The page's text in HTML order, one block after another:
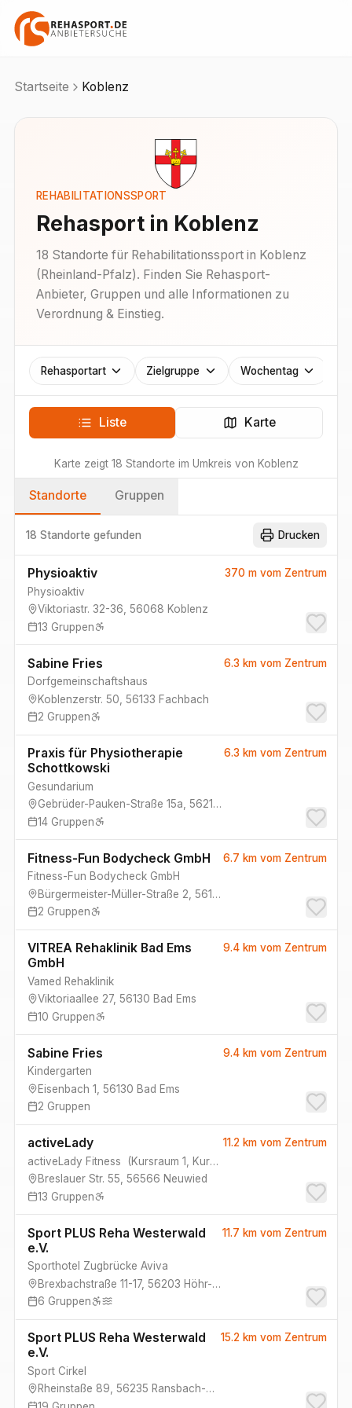
Startseite Koblenz
REHABILITATIONSSPORT
Rehasport in Koblenz
18 Standorte für Rehabilitationssport in Koblenz
(Rheinland-Pfalz). Finden Sie Rehasport-
Anbieter, Gruppen und alle Informationen zu
Verordnung & Einstieg.
Rehasportart Zielgruppe Wochentag
Liste Karte
Karte zeigt 18 Standorte im Umkreis von Koblenz
Standorte Gruppen
18 Standorte gefunden Drucken
Physioaktiv
Physioaktiv
Viktoriastr. 32-36 56068 Koblenz
13 Gruppen
370 mvom Zentrum
Sabine Fries
Dorfgemeinschaftshaus
Koblenzerstr. 50 56133 Fachbach
2 Gruppen
6.3 kmvom Zentrum
Praxis für Physiotherapie
Schottkowski
Gesundarium
Gebrüder-Pauken-Straße 15a 56218
14 Gruppen
6.3 kmvom Zentrum
Fitness-Fun Bodycheck GmbH
Fitness-Fun Bodycheck GmbH
Bürgermeister-Müller-Straße 2 56112
2 Gruppen
6.7 kmvom Zentrum
VITREA Rehaklinik Bad Ems
GmbH
Vamed Rehaklinik
Viktoriaallee 27, 56130 Bad Ems
10 Gruppen
9.4 kmvom Zentrum
Sabine Fries
Kindergarten
Eisenbach 1 56130 Bad Ems
2 Gruppen
9.4 kmvom Zentrum
activeLady
activeLady Fitness (Kursraum 1, Kursraum 2
Breslauer Str. 55 56566 Neuwied
13 Gruppen
11.2 kmvom Zentrum
Sport PLUS Reha Westerwald
e.V.
Sporthotel Zugbrücke Aviva
Brexbachstraße 11-17, 56203 Höhr-Grenzhausen
6 Gruppen
11.7 kmvom Zentrum
Sport PLUS Reha Westerwald
e.V.
Sport Cirkel
Rheinstaße 89 56235 Ransbach-Baumbach
15.2 kmvom Zentrum